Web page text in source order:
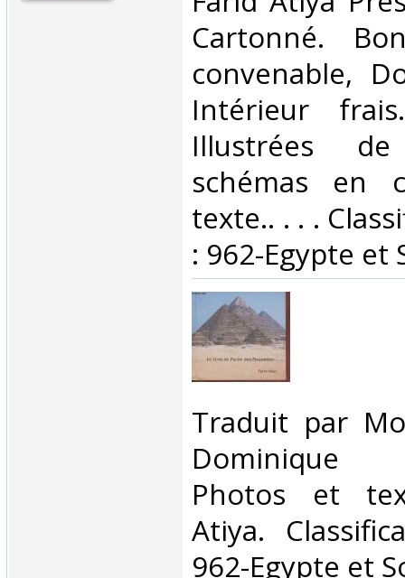
Cartonné.
convenable,
Intérieur
Illustrées
schémas en
texte.. . . .
: 962-Egypte et
‎Traduit par
Dominique
Photos et
Atiya.
962-Egypte et